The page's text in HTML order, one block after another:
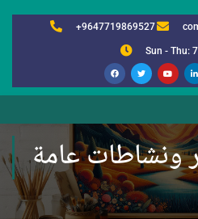
+9647719869527
Sun - Thu:
ونشاطات عامة